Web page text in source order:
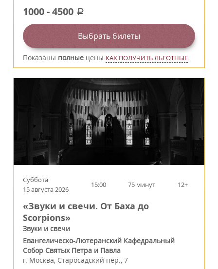
1000-4500 a
Выбрать билеты
Показаны полные цены КАК ПОЛУЧИТЬ ЛЬГОТНЫЕ
Суббота
15 августа 2026
15:00 75 минут 12+
«Звуки и свечи. От Баха до
Scorpions»
Звуки и свечи
Евангелическо-Лютеранский Кафедральный
Собор Святых Петра и Павла
г. Москва, Старосадский пер., 7